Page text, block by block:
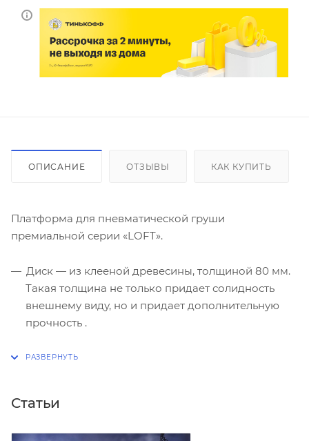
ОПИСАНИЕ ОТЗЫВЫ КАК КУПИТЬ
Платформа для пневматической груши
премиальной серии «LOFT».
Диск — из клееной древесины, толщиной 80 мм.
Такая толщина не только придает солидность
внешнему виду, но и придает дополнительную
прочность .
регулировать по высоте.
пневмогруши EVERLAST Professional.
Статьи